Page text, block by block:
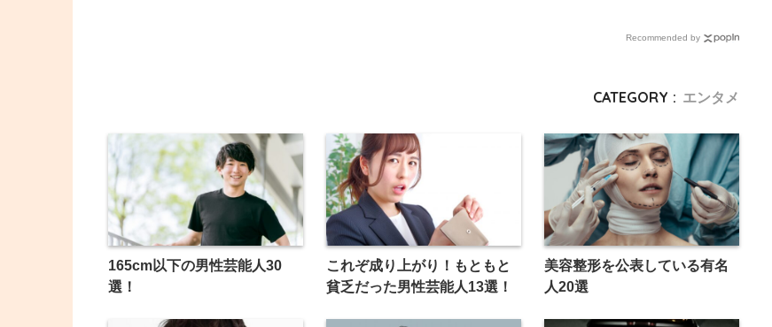
Recommended by
CATEGORY : エンタメ
165cm以下の男性芸能人30
選！
これぞ成り上がり！もともと
貧乏だった男性芸能人13選！
美容整形を公表している有名
人20選